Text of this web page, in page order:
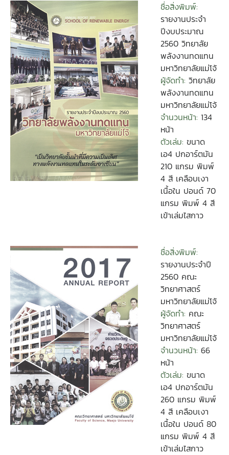
ชื่อสิ่งพิมพ์:
รายงานประจำ
ปีงบประมาณ
2560 วิทยาลัย
พลังงานทดแทน
มหาวิทยาลัยแม่โจ้
ผู้จัดทำ: วิทยาลัย
พลังงานทดแทน
มหาวิทยาลัยแม่โจ้
จำนวนหน้า: 134
หน้า
ตัวเล่ม: ขนาด
เอ4 ปกอาร์ตมัน
210 แกรม พิมพ์
4 สี เคลือบเงา
เนื้อใน ปอนด์ 70
แกรม พิมพ์ 4 สี
เข้าเล่มไสกาว
ชื่อสิ่งพิมพ์:
รายงานประจำปี
2560 คณะ
วิทยาศาสตร์
มหาวิทยาลัยแม่โจ้
ผู้จัดทำ: คณะ
วิทยาศาสตร์
มหาวิทยาลัยแม่โจ้
จำนวนหน้า: 66
หน้า
ตัวเล่ม: ขนาด
เอ4 ปกอาร์ตมัน
260 แกรม พิมพ์
4 สี เคลือบเงา
เนื้อใน ปอนด์ 80
แกรม พิมพ์ 4 สี
เข้าเล่มไสกาว